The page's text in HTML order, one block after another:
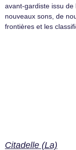
avant-gardiste issu
nouveaux sons, de
frontières et les
Citadelle (La)